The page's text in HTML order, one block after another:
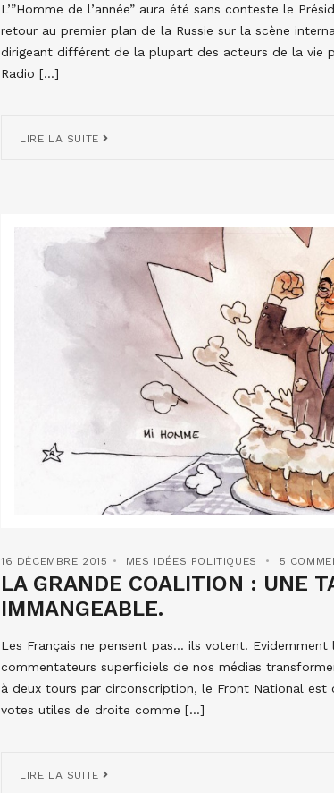
L’”Homme de l’année” aura été sans conteste le
retour au premier plan de la Russie sur la scène
dirigeant différent de la plupart des acteurs de la vie
Radio […]
LIRE LA SUITE
16 DÉCEMBRE 2015 MES IDÉES POLITIQUES 5
LA GRANDE COALITION : UNE
IMMANGEABLE.
Les Français ne pensent pas… ils votent.
commentateurs superficiels de nos médias
à deux tours par circonscription, le Front National
votes utiles de droite comme […]
LIRE LA SUITE